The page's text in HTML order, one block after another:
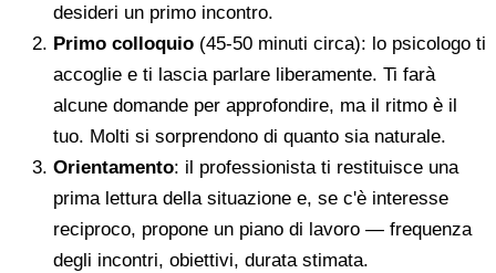
desideri un primo incontro.
Primo colloquio (45-50 minuti circa): lo psicologo ti
accoglie e ti lascia parlare liberamente. Ti farà
alcune domande per approfondire, ma il ritmo è il
tuo. Molti si sorprendono di quanto sia naturale.
Orientamento: il professionista ti restituisce una
prima lettura della situazione e, se c'è interesse
reciproco, propone un piano di lavoro — frequenza
degli incontri, obiettivi, durata stimata.